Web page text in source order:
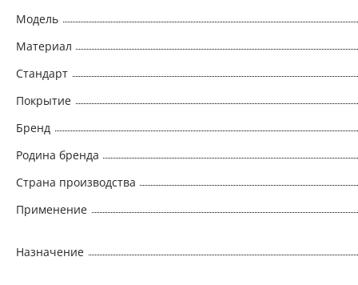
Модель
Материал
Стандарт
Покрытие
Бренд
Родина бренда
Страна производства
Применение
Назначение